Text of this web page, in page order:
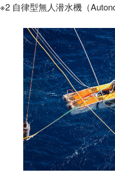
※2 自律型無人潜水機（